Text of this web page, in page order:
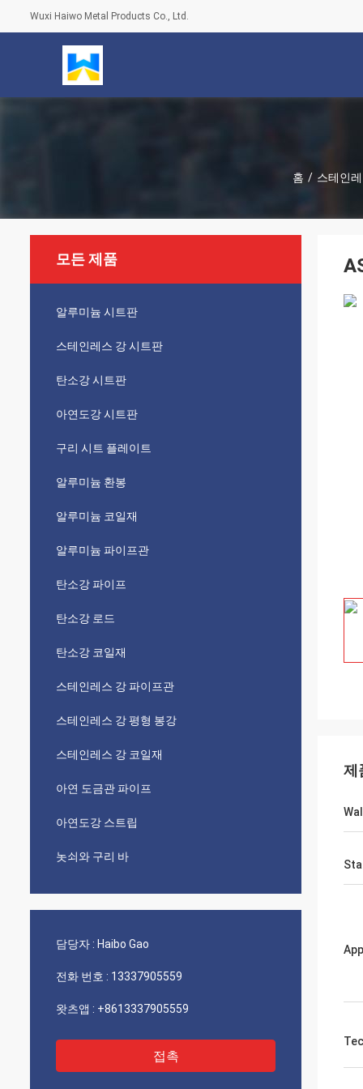
Wuxi Haiwo Metal Products Co., Ltd.
홈 / 스테인
모든 제품
알루미늄 시트판
스테인레스 강 시트판
탄소강 시트판
아연도강 시트판
구리 시트 플레이트
알루미늄 환봉
알루미늄 코일재
알루미늄 파이프관
탄소강 파이프
탄소강 로드
탄소강 코일재
스테인레스 강 파이프관
스테인레스 강 평형 봉강
스테인레스 강 코일재
아연 도금관 파이프
아연도강 스트립
놋쇠와 구리 바
담당자 : Haibo Gao
전화 번호 : 13337905559
왓츠앱 : +8613337905559
접촉
제